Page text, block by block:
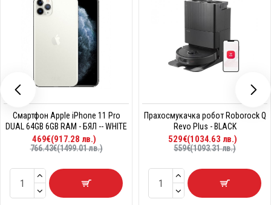
Смартфон Apple iPhone 11 Pro
DUAL 64GB 6GB RAM - БЯЛ -- WHITE
469€(917.28 лв.)
766.43€(1499.01 лв.)
Прахосмукачка робот Roborock Q
Revo Plus - BLACK
529€(1034.63 лв.)
559€(1093.31 лв.)